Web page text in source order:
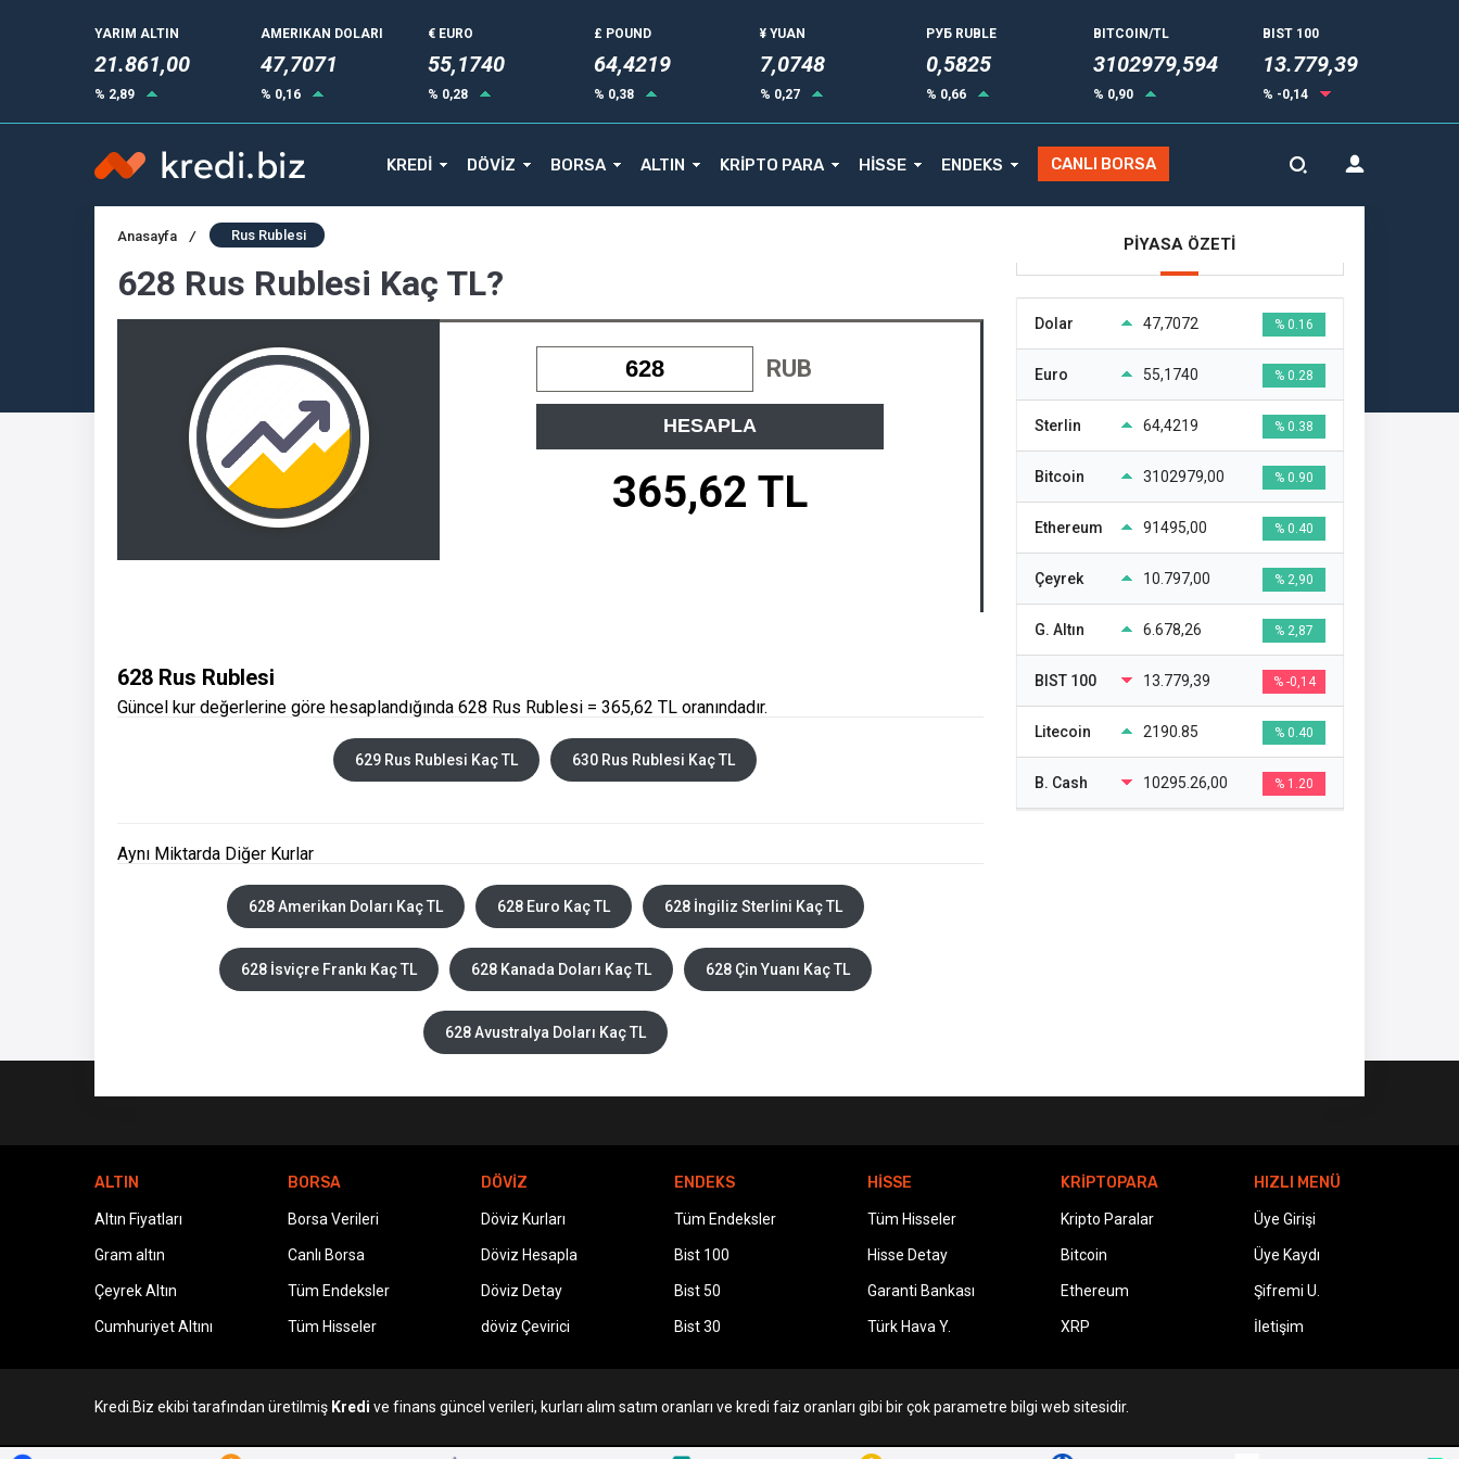
YARIM ALTIN
21.861,00
% 2,89
AMERIKAN DOLARI
47,7071
% 0,16
€ EURO
55,1740
% 0,28
£ POUND
64,4219
% 0,38
¥ YUAN
7,0748
% 0,27
РУБ RUBLE
0,5825
% 0,66
BITCOIN/TL
3102979,594
% 0,90
BIST 100
13.779,39
% -0,14
KREDİ DÖVİZ BORSA ALTIN KRİPTO PARA HİSSE ENDEKS CANLI BORSA
Anasayfa / Rus Rublesi
628 Rus Rublesi Kaç TL?
RUB
HESAPLA
365,62 TL
628 Rus Rublesi
Güncel kur değerlerine göre hesaplandığında 628 Rus Rublesi = 365,62 TL oranındadır.
629 Rus Rublesi Kaç TL 630 Rus Rublesi Kaç TL
Aynı Miktarda Diğer Kurlar
628 Amerikan Doları Kaç TL 628 Euro Kaç TL 628 İngiliz Sterlini Kaç TL
628 İsviçre Frankı Kaç TL 628 Kanada Doları Kaç TL 628 Çin Yuanı Kaç TL
628 Avustralya Doları Kaç TL
PİYASA ÖZETİ
Dolar 47,7072 % 0.16
Euro 55,1740 % 0.28
Sterlin 64,4219 % 0.38
Bitcoin 3102979,00 % 0.90
Ethereum 91495,00 % 0.40
Çeyrek 10.797,00 % 2,90
G. Altın 6.678,26 % 2,87
BIST 100 13.779,39 % -0,14
Litecoin 2190.85 % 0.40
B. Cash 10295.26,00 % 1.20
ALTIN
Altın Fiyatları
Gram altın
Çeyrek Altın
Cumhuriyet Altını
BORSA
Borsa Verileri
Canlı Borsa
Tüm Endeksler
Tüm Hisseler
DÖVİZ
Döviz Kurları
Döviz Hesapla
Döviz Detay
döviz Çevirici
ENDEKS
Tüm Endeksler
Bist 100
Bist 50
Bist 30
HİSSE
Tüm Hisseler
Hisse Detay
Garanti Bankası
Türk Hava Y.
KRİPTOPARA
Kripto Paralar
Bitcoin
Ethereum
XRP
HIZLI MENÜ
Üye Girişi
Üye Kaydı
Şifremi U.
İletişim
Kredi.Biz ekibi tarafından üretilmiş Kredi ve finans güncel verileri, kurları alım satım oranları ve kredi faiz oranları gibi bir çok parametre bilgi web sitesidir.